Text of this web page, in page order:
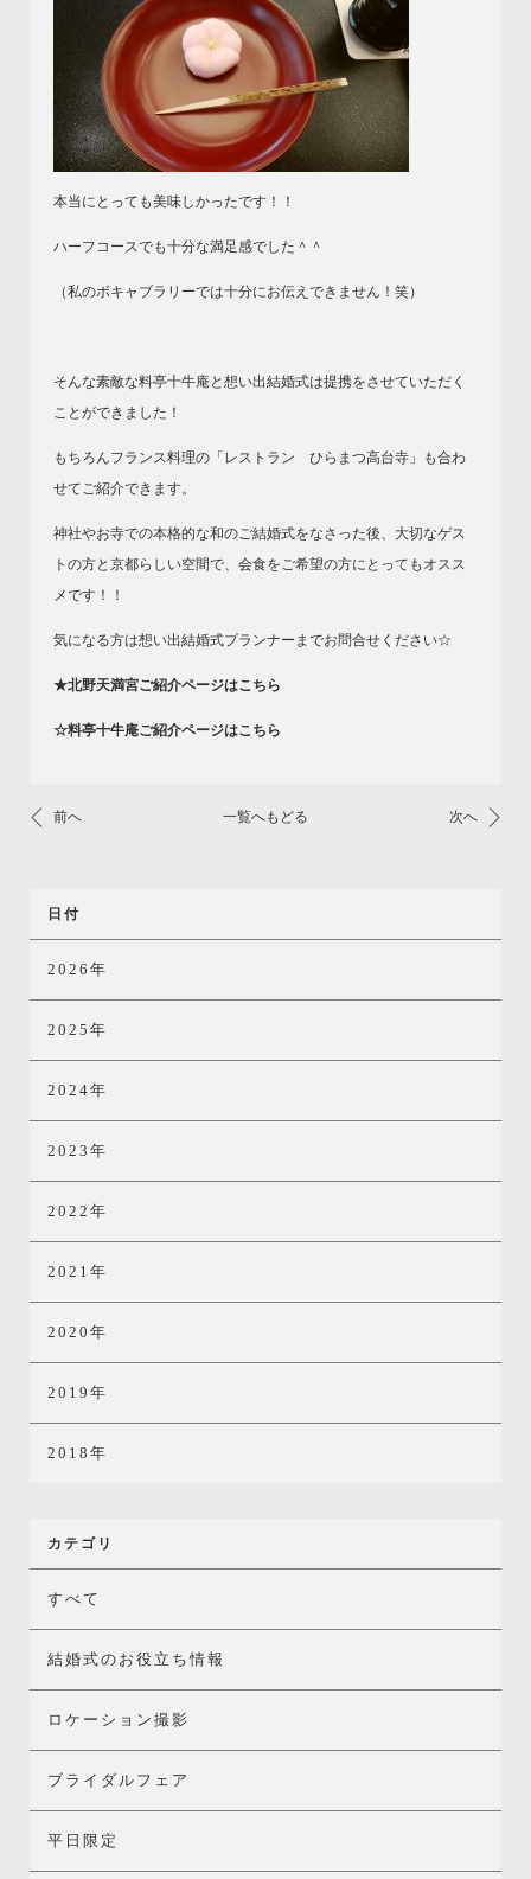
本当にとっても美味しかったです！！
ハーフコースでも十分な満足感でした＾＾
（私のボキャブラリーでは十分にお伝えできません！笑）
そんな素敵な料亭十牛庵と想い出結婚式は提携をさせていただく
ことができました！
もちろんフランス料理の「レストラン ひらまつ高台寺」も合わ
せてご紹介できます。
神社やお寺での本格的な和のご結婚式をなさった後、大切なゲス
トの方と京都らしい空間で、会食をご希望の方にとってもオスス
メです！！
気になる方は想い出結婚式プランナーまでお問合せください☆
★北野天満宮ご紹介ページはこちら
☆料亭十牛庵ご紹介ページはこちら
前へ 一覧へもどる 次へ
日付
2026年
2025年
2024年
2023年
2022年
2021年
2020年
2019年
2018年
カテゴリ
すべて
結婚式のお役立ち情報
ロケーション撮影
ブライダルフェア
平日限定